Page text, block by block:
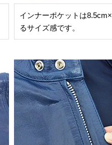
インナーポケットは
るサイズ感です。